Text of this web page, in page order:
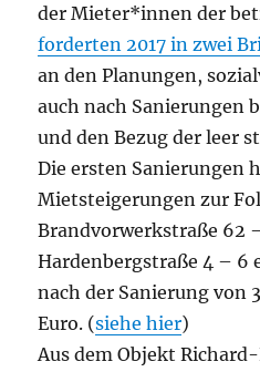
der Mieter*innen der
forderten 2017 in zwei
an den Planungen,
auch nach Sanierungen
und den Bezug der leer
Die ersten Sanierungen
Mietsteigerungen zur
Brandvorwerkstraße 62
Hardenbergstraße 4 – 6
nach der Sanierung von
Euro. (siehe hier)
Aus dem Objekt